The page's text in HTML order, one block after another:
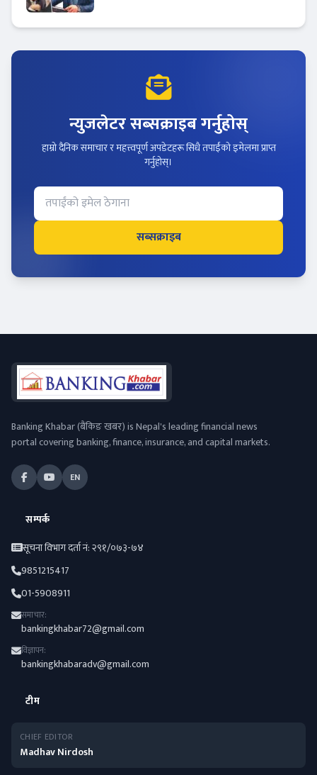
न्युजलेटर सब्सक्राइब गर्नुहोस्
हाम्रो दैनिक समाचार र महत्त्वपूर्ण अपडेटहरू सिधै तपाईंको इमेलमा प्राप्त
गर्नुहोस्।
सब्सक्राइब
Banking Khabar (बैंकिङ खबर) is Nepal's leading financial news
portal covering banking, finance, insurance, and capital markets.
EN
सम्पर्क
सूचना विभाग दर्ता नं: २९१/०७३-७४
9851215417
01-5908911
समाचार:
bankingkhabar72@gmail.com
विज्ञापन:
bankingkhabaradv@gmail.com
टीम
CHIEF EDITOR
Madhav Nirdosh